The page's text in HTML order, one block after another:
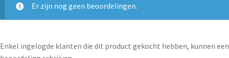
Er zijn nog geen beoordelingen.
Enkel ingelogde klanten die dit product gekocht hebben, kunnen een